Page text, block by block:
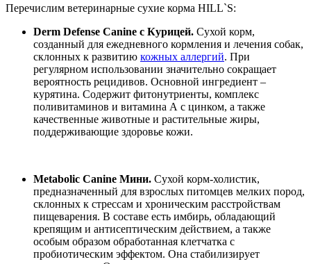
Перечислим ветеринарные сухие корма HILL`S:
Derm Defense Canine с Курицей. Сухой корм,
созданный для ежедневного кормления и лечения собак,
склонных к развитию кожных аллергий. При
регулярном использовании значительно сокращает
вероятность рецидивов. Основной ингредиент –
курятина. Содержит фитонутриенты, комплекс
поливитаминов и витамина А с цинком, а также
качественные животные и растительные жиры,
поддерживающие здоровье кожи.
Metabolic Canine Мини. Сухой корм-холистик,
предназначенный для взрослых питомцев мелких пород,
склонных к стрессам и хроническим расстройствам
пищеварения. В составе есть имбирь, обладающий
крепящим и антисептическим действием, а также
особым образом обработанная клетчатка с
пробиотическим эффектом. Она стабилизирует